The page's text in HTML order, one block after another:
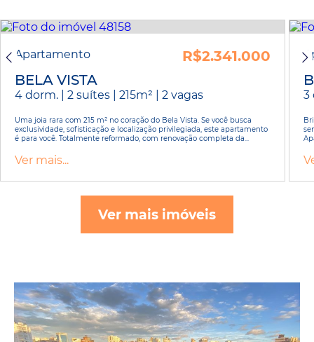
Apartamento
R$2.341.000
BELA VISTA
4 dorm. | 2 suítes | 215m² | 2 vagas
Uma joia rara com 215 m² no coração do Bela Vista. Se você busca
exclusividade, sofisticação e localização privilegiada, este apartamento
é para você. Totalmente reformado, com renovação completa da...
Ver mais...
3
Ver mais imóveis